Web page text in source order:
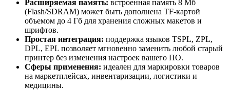
Расширяемая память: встроенная память 8 Мб
(Flash/SDRAM) может быть дополнена TF-картой
объемом до 4 Гб для хранения сложных макетов и
шрифтов.
Простая интеграция: поддержка языков TSPL, ZPL,
DPL, EPL позволяет мгновенно заменить любой старый
принтер без изменения настроек вашего ПО.
Сферы применения: идеален для маркировки товаров
на маркетплейсах, инвентаризации, логистики и
медицины.